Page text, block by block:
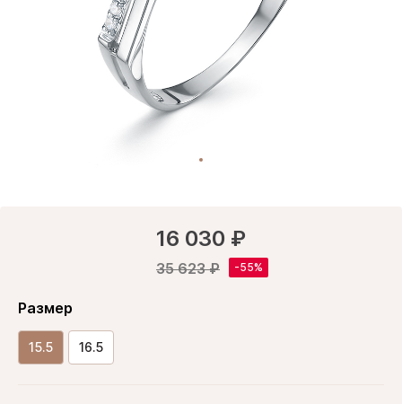
16 030 ₽
35 623 ₽
Размер
15.5 16.5